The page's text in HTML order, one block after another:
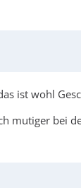
ist wohl
mutiger bei